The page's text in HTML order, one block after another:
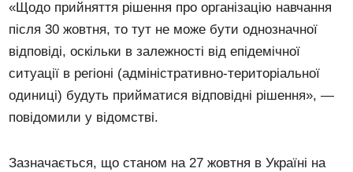
«Щодо прийняття рішення про організацію навчання
після 30 жовтня, то тут не може бути однозначної
відповіді, оскільки в залежності від епідемічної
ситуації в регіоні (адміністративно-територіальної
одиниці) будуть прийматися відповідні рішення», —
повідомили у відомстві.
Зазначається, що станом на 27 жовтня в Україні на